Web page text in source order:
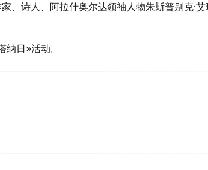
、诗人、阿拉什奥尔达领袖人物朱斯普别克·
日»活动。